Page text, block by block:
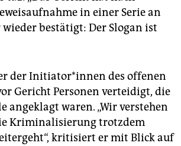
in einer Serie an
bestätigt: Der Slogan ist
der In­itia­to­r*in­nen des offenen
Gericht Personen verteidigt, die
angeklagt waren. „Wir verstehen
Kriminalisierung trotzdem
kritisiert er mit Blick auf